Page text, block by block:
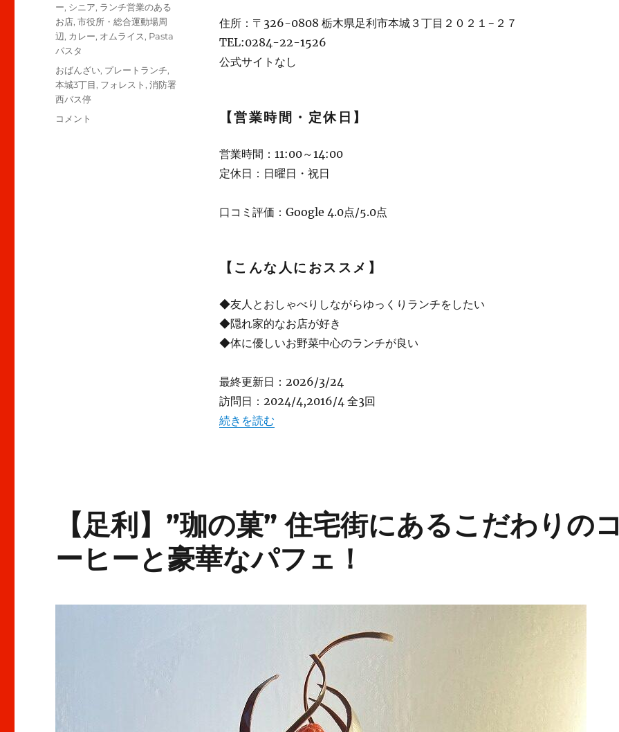
住所：〒326-0808 栃木県足利市本城３丁目２０２１−２７
TEL:0284-22-1526
公式サイトなし
【営業時間・定休日】
営業時間：11:00～14:00
定休日：日曜日・祝日
口コミ評価：Google 4.0点/5.0点
【こんな人におススメ】
◆友人とおしゃべりしながらゆっくりランチをしたい
◆隠れ家的なお店が好き
◆体に優しいお野菜中心のランチが良い
最終更新日：2026/3/24
訪問日：2024/4,2016/4 全3回
“【足利】”フォレスト” 隠れ家的カフェでおばんざい系ランチを♪ ★★★+” の
続きを読む
リ
ー
ー, シニア, ランチ営業のある
お店,市役所・総合運動場周
辺, カレー, オムライス, Pasta
パスタ
タ
グ
おばんざい, プレートランチ,
本城3丁目, フォレスト ,消防署
西バス停
【足
コメント
【足利】”珈の菓” 住宅街にあるこだわりのコ
ーヒーと豪華なパフェ！